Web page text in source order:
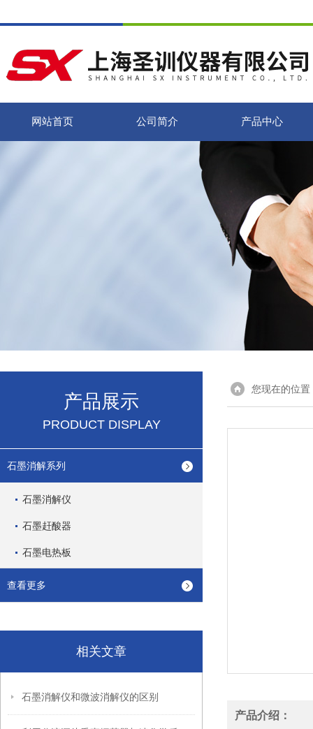
网站首页 公司简介 产品中心
产品展示
PRODUCT DISPLAY
石墨消解系列
石墨消解仪
石墨赶酸器
石墨电热板
查看更多
相关文章
石墨消解仪和微波消解仪的区别
您现在的位置
产品介绍：